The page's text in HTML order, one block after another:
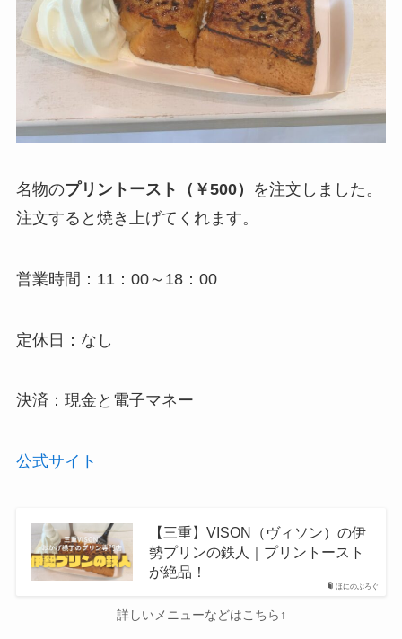
名物のプリントースト（￥500）
を注文しました。
注文すると焼き上げてくれます。
営業時間：11：00～18：00
定休日：なし
決済：現金と電子マネー
公式サイト
ほにのぶろぐ
【三重】VISON（ヴィソン）の伊
勢プリンの鉄人｜プリントースト
が絶品！
詳しいメニューなどはこちら↑